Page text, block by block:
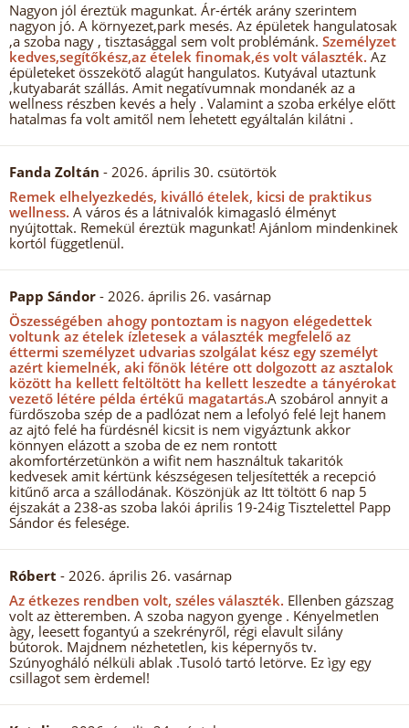
Nagyon jól éreztük magunkat. Ár-érték arány szerintem
nagyon jó. A környezet,park mesés. Az épületek hangulatosak
,a szoba nagy , tisztasággal sem volt problémánk. Személyzet
kedves,segítőkész,az ételek finomak,és volt választék. Az
épületeket összekötő alagút hangulatos. Kutyával utaztunk
,kutyabarát szállás. Amit negatívumnak mondanék az a
wellness részben kevés a hely . Valamint a szoba erkélye előtt
hatalmas fa volt amitől nem lehetett egyáltalán kilátni .
Fanda Zoltán - 2026. április 30. csütörtök
Remek elhelyezkedés, kiválló ételek, kicsi de praktikus
wellness. A város és a látnivalók kimagasló élményt
nyújtottak. Remekül éreztük magunkat! Ajánlom mindenkinek
kortól függetlenül.
Papp Sándor - 2026. április 26. vasárnap
Öszességében ahogy pontoztam is nagyon elégedettek
voltunk az ételek ízletesek a választék megfelelő az
éttermi személyzet udvarias szolgálat kész egy személyt
azért kiemelnék, aki főnök létére ott dolgozott az asztalok
között ha kellett feltöltött ha kellett leszedte a tányérokat
vezető létére példa értékű magatartás.A szobárol annyit a
fürdőszoba szép de a padlózat nem a lefolyó felé lejt hanem
az ajtó felé ha fürdésnél kicsit is nem vigyáztunk akkor
könnyen elázott a szoba de ez nem rontott
akomfortérzetünkön a wifit nem használtuk takaritók
kedvesek amit kértünk készségesen teljesítették a recepció
kitűnő arca a szállodának. Köszönjük az Itt töltött 6 nap 5
éjszakát a 238-as szoba lakói április 19-24ig Tisztelettel Papp
Sándor és felesége.
Róbert - 2026. április 26. vasárnap
Az étkezes rendben volt, széles választék. Ellenben gázszag
volt az ètteremben. A szoba nagyon gyenge . Kényelmetlen
àgy, leesett fogantyú a szekrényről, régi elavult silány
bútorok. Majdnem nézhetetlen, kis képernyős tv.
Szúnyogháló nélküli ablak .Tusoló tartó letörve. Ez ìgy egy
csillagot sem èrdemel!